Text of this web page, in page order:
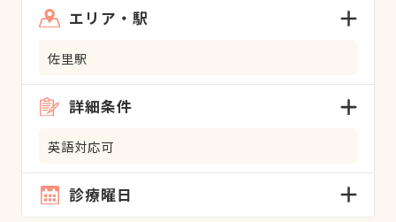
エリア・駅
佐里駅
詳細条件
英語対応可
診療曜日